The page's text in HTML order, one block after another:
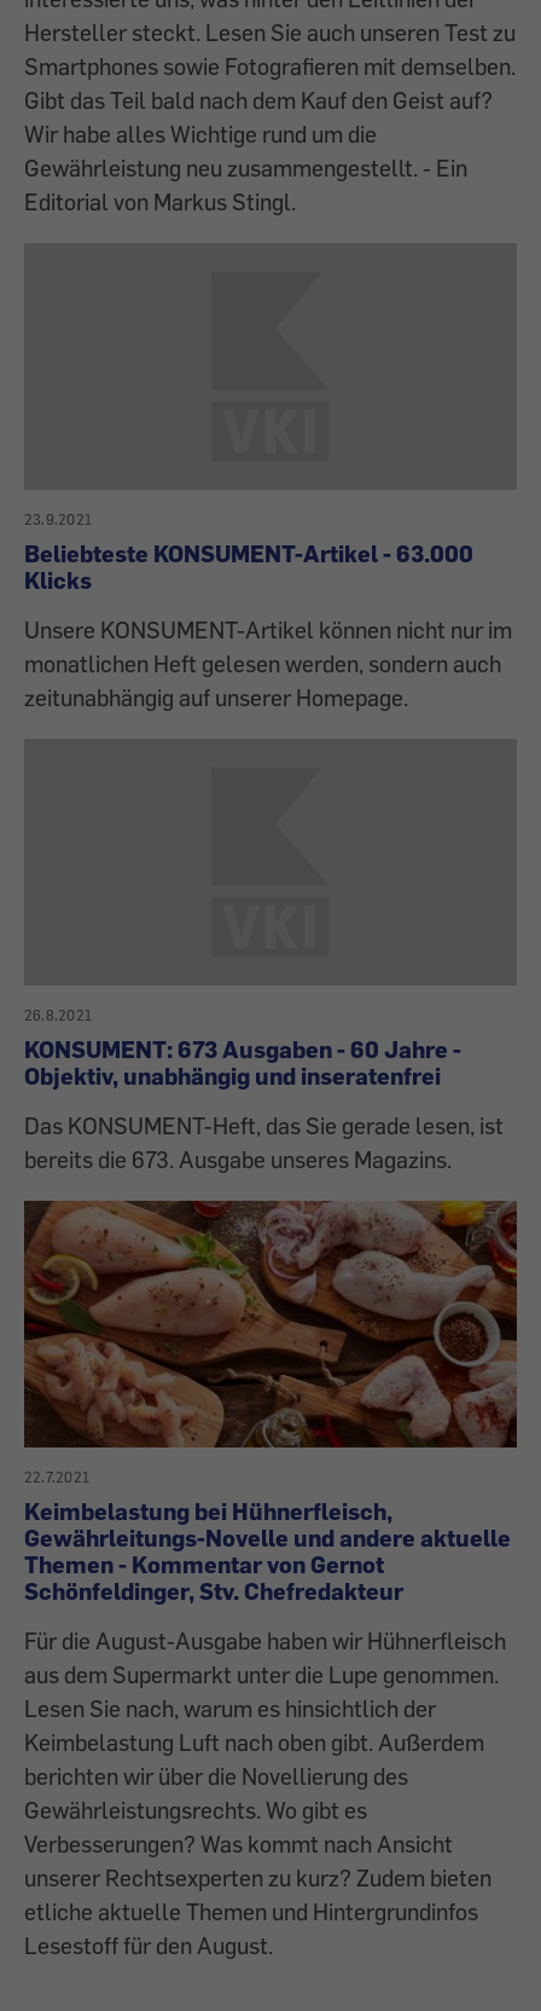
Hersteller steckt. Lesen Sie auch unseren Test zu
Smartphones sowie Fotografieren mit demselben.
Gibt das Teil bald nach dem Kauf den Geist auf?
Wir habe alles Wichtige rund um die
Gewährleistung neu zusammengestellt. - Ein
Editorial von Markus Stingl.
23.9.2021
Beliebteste KONSUMENT-Artikel - 63.000
Klicks
Unsere KONSUMENT-Artikel können nicht nur im
monatlichen Heft gelesen werden, sondern auch
zeitunabhängig auf unserer Homepage.
26.8.2021
KONSUMENT: 673 Ausgaben - 60 Jahre -
Objektiv, unabhängig und inseratenfrei
Das KONSUMENT-Heft, das Sie gerade lesen, ist
bereits die 673. Ausgabe unseres Magazins.
22.7.2021
Keimbelastung bei Hühnerfleisch,
Gewährleitungs-Novelle und andere aktuelle
Themen - Kommentar von Gernot
Schönfeldinger, Stv. Chefredakteur
Für die August-Ausgabe haben wir Hühnerfleisch
aus dem Supermarkt unter die Lupe genommen.
Lesen Sie nach, warum es hinsichtlich der
Keimbelastung Luft nach oben gibt. Außerdem
berichten wir über die Novellierung des
Gewährleistungsrechts. Wo gibt es
Verbesserungen? Was kommt nach Ansicht
unserer Rechtsexperten zu kurz? Zudem bieten
etliche aktuelle Themen und Hintergrundinfos
Lesestoff für den August.